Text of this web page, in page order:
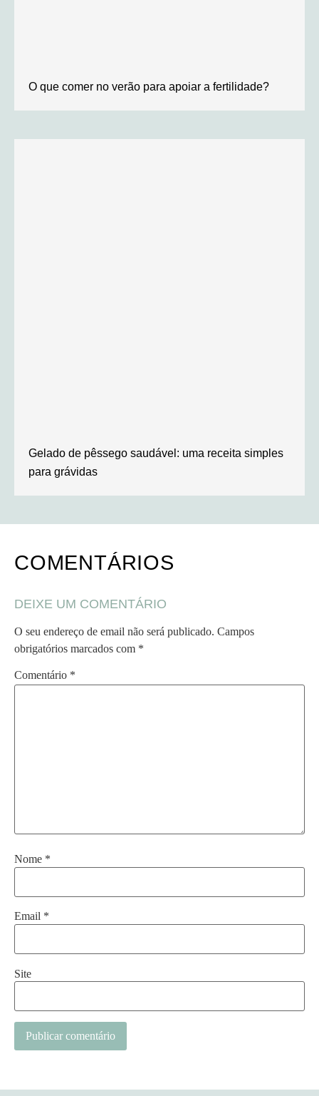
O que comer no verão para apoiar a fertilidade?
Gelado de pêssego saudável: uma receita simples
para grávidas
COMENTÁRIOS
DEIXE UM COMENTÁRIO
O seu endereço de email não será publicado. Campos
obrigatórios marcados com *
Comentário *
Nome *
Email *
Site